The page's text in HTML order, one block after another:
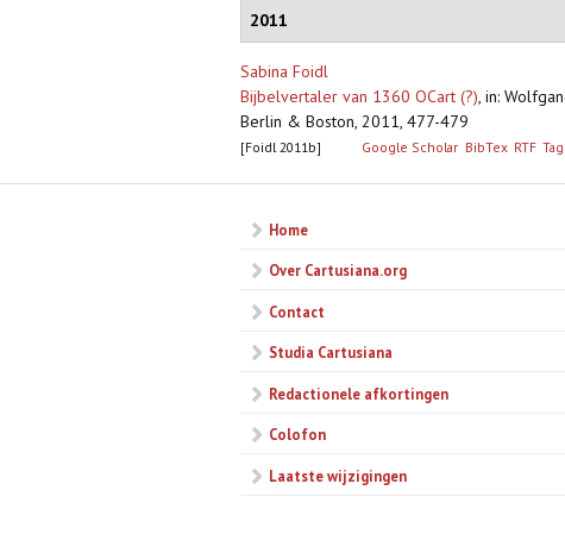
2011
Sabina Foidl
Bijbelvertaler van 1360 OCart (?), in:
Berlin & Boston, 2011, 477-479
[Foidl 2011b] Google Scholar BibTex RTF
Home
Over Cartusiana.org
Contact
Studia Cartusiana
Redactionele afkortingen
Colofon
Laatste wijzigingen